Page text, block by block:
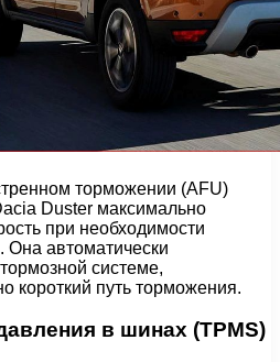
торможении (AFU)
Duster максимально
при необходимости
Она автоматически
системе,
короткий путь торможения.
в шинах (TPMS)